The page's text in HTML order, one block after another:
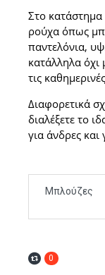
Στο κατάστημα
ρούχα όπως
παντελόνια,
κατάλληλα όχι
τις
Διαφορετικά
διαλέξετε το
για άνδρες και
Μπλούζες
0